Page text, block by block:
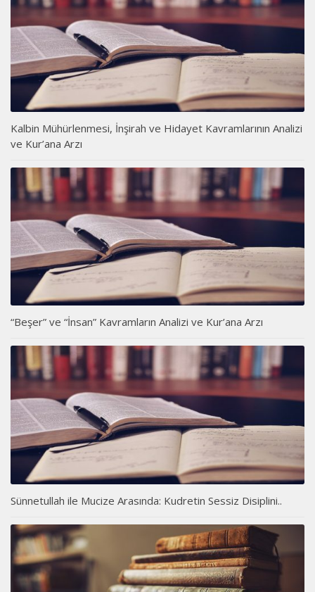
Kalbin Mühürlenmesi, İnşirah ve Hidayet Kavramlarının Analizi
ve Kur’ana Arzı
“Beşer” ve “İnsan” Kavramların Analizi ve Kur’ana Arzı
Sünnetullah ile Mucize Arasında: Kudretin Sessiz Disiplini..